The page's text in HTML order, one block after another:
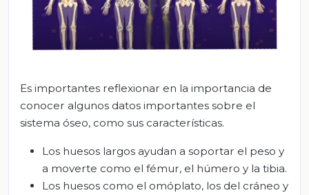
Es importantes reflexionar en la importancia de
conocer algunos datos importantes sobre el
sistema óseo, como sus características.
Los huesos largos ayudan a soportar el peso y
a moverte como el fémur, el húmero y la tibia.
Los huesos como el omóplato, los del cráneo y